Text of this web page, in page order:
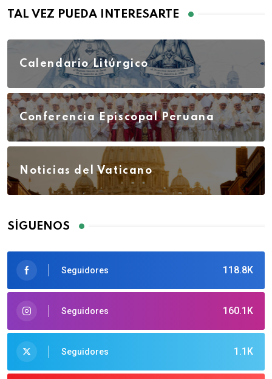
TAL VEZ PUEDA INTERESARTE
Calendario Litúrgico
Conferencia Episcopal Peruana
Noticias del Vaticano
SÍGUENOS
118.8K
Seguidores
160.1K
Seguidores
1.1K
Seguidores